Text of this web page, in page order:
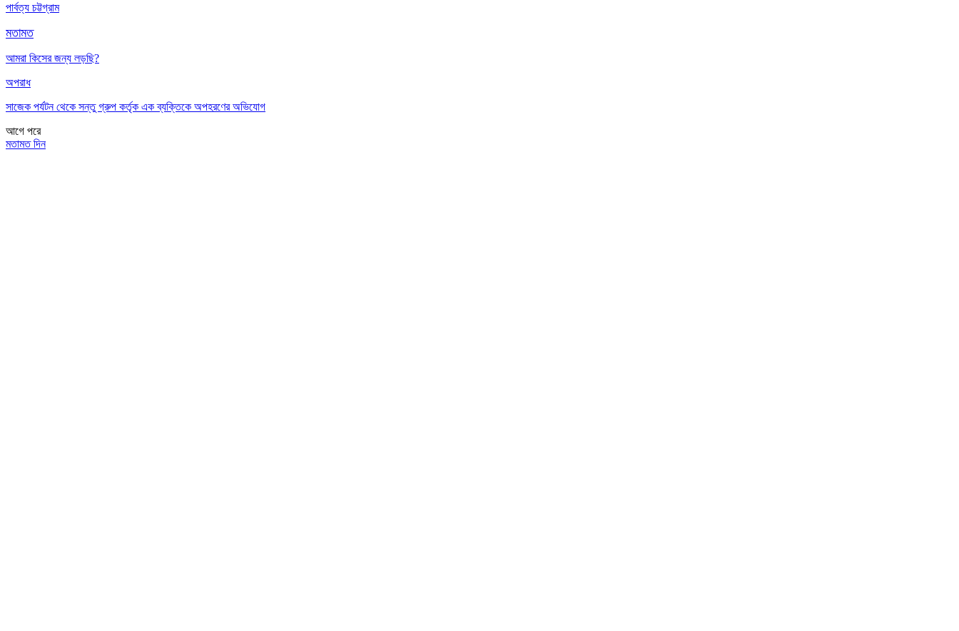
পার্বত্য চট্টগ্রাম
মতামত
আমরা কিসের জন্য লড়ছি?
অপরাধ
সাজেক পর্যটন থেকে সন্তু গ্রুপ কর্তৃক এক ব্যক্তিকে অপহরণের অভিযোগ
আগে পরে
মতামত দিন